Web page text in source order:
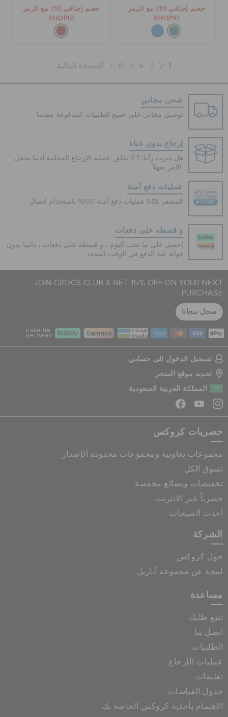
خصم إضافي 10٪ مع الرمز
SHOP10
خصم إضافي 10٪ مع الرمز
SHOP10
1
2
3
4
5
6
7 الصفحة التالية
شحن مجاني
توصيل مجاني على جميع الطلبيات المدفوعة مقدما
إرجاع بدون عناء
هل غيرت رأيك؟ لا تقلق. عملية الإرجاع المجانية لدينا تجعل
الأمر سهلاً.
عمليات دفع آمنة
عمليات دفع آمنة 100% باستخدام اتصال SSL المشفر
و قسطه على دفعات
احصل على ما تحب اليوم ، و قسطه على دفعات ، دائما بدون
فوائد عند الدفع في الوقت المحدد
JOIN CROCS CLUB & GET 15% OFF ON YOUR NEXT
PURCHASE
سجل مجانا
CASH ON
DELIVERY
تسجيل الدخول الى حسابي
تحديد موقع المتجر
المملكة العربية السعودية
حصريات كروكس
مجموعات تعاونية ومجموعات محدودة الإصدار
تسوق الكل
تخفيضات وبضائع مخفضة
حصرياً عبر الانترنت
أحدث الصيحات
الشركة
حول كروكس
لمحة عن مجموعة أباريل
مساعدة
تتبع طلبك
اتصل بنا
الطلبيات
عمليات الإرجاع
تعليمات
جدول القياسات
الاهتمام بأحذية كروكس الخاصة بك